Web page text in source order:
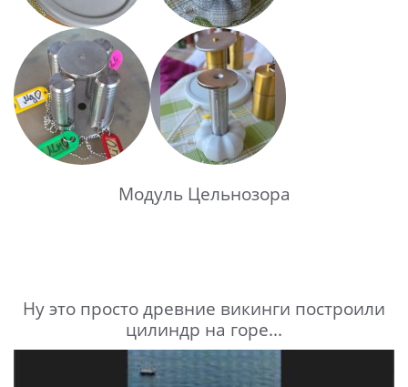
Модуль Цельнозора
Ну это просто древние викинги построили
цилиндр на горе...